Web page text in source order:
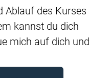
Ablauf des Kurses
kannst du dich
mich auf dich und